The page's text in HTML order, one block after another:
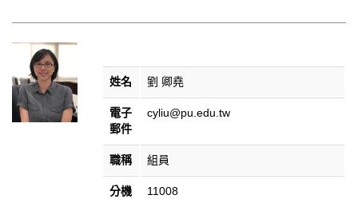
姓名 劉 卿堯
電子
郵件
cyliu@pu.edu.tw
職稱 組員
分機 11008